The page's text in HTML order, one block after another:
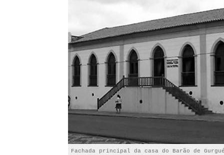
Fachada principal da casa do Barão de